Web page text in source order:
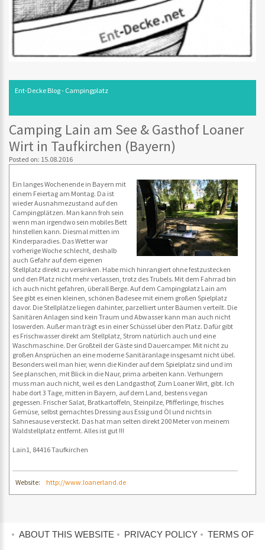
Ent-Decke Blog - Campingplatz
Camping Lain am See & Gasthof Loaner
Wirt in Taufkirchen (Bayern)
Posted on: 15.08.2016
Ein langes Wochenende in Bayern mit
einem Feiertag am Montag. Da ist
wieder Ausnahmezustand auf den
Campingplätzen. Man kann froh sein
wenn man irgendwo sein mobiles Bett
hinstellen kann. Diesmal mitten im
Kinderparadies. Das Wetter war
vorherige Woche schlecht, deshalb
auch Gefahr auf dem eigenen
Stellplatz direkt zu versinken. Habe mich hinrangiert ohne festzustecken
und den Platz nicht mehr verlassen, trotz des Trubels. Mit dem Fahrrad bin
ich auch nicht gefahren, überall Berge. Auf dem Campingplatz Lain am
See gibt es einen kleinen, schönen Badesee mit einem großen Spielplatz
davor. Die Stellplätze liegen dahinter, parzelliert unter Bäumen verteilt. Die
Sanitären Anlagen sind kein Traum und Abwasser kann man auch nicht
loswerden. Außer man trägt es in einer Schüssel über den Platz. Dafür gibt
es Frischwasser direkt am Stellplatz, Strom natürlich auch und eine
Waschmaschine. Der Großteil der Gäste sind Dauercamper. Mit nicht zu
großen Ansprüchen an eine moderne Sanitäranlage insgesamt nicht übel.
Besonders weil man hier, wenn die Kinder auf dem Spielplatz sind und im
See planschen, mit Blick in die Naur, prima arbeiten kann. Verhungern
muss man auch nicht, weil es den Landgasthof, Zum Loaner Wirt, gibt. Ich
habe dort 3 Tage, mitten in Bayern, auf dem Land, bestens vegan
gegessen. Frischer Salat, Bratkartoffeln, Steinpilze, Pfifferlinge, frisches
Gemüse, selbst gemachtes Dressing aus Essig und Öl und nichts in
Sahnesause versteckt. Das hat man selten direkt 200 Meter von meinem
Waldstellplatz entfernt. Alles ist gut !!!
Lain1, 84416 Taufkirchen
Website: http://www.loanerland.de
ABOUT THIS WEBSITE PRIVACY POLICY TERMS OF